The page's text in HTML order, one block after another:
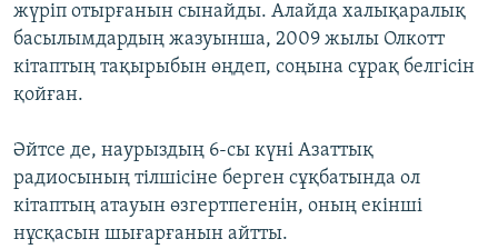
жүріп отырғанын сынайды. Алайда халықаралық
басылымдардың жазуынша, 2009 жылы Олкотт
кітаптың тақырыбын өңдеп, соңына сұрақ белгісін
қойған.
Әйтсе де, наурыздың 6-сы күні Азаттық
радиосының тілшісіне берген сұқбатында ол
кітаптың атауын өзгертпегенін, оның екінші
нұсқасын шығарғанын айтты.